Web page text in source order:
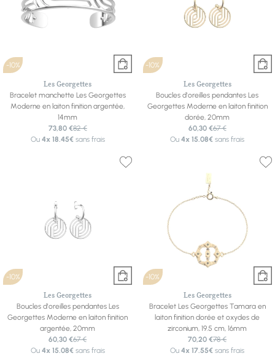
-10%
Les Georgettes
Bracelet manchette Les Georgettes
Moderne en laiton finition argentée,
14mm
73,80 €82 €
Ou 4x 18.45€sans frais
-10%
Les Georgettes
Boucles d'oreilles pendantes Les
Georgettes Moderne en laiton finition
dorée, 20mm
60,30 €67 €
Ou4x 15.08€ sans frais
-10%
Les Georgettes
Boucles d'oreilles pendantes Les
Georgettes Moderne en laiton finition
argentée, 20mm
60,30 €67 €
Ou 4x 15.08€sans frais
-10%
Les Georgettes
Bracelet Les Georgettes Tamara en
laiton finition dorée et oxydes de
zirconium, 19.5 cm, 16mm
70,20 €78 €
Ou4x 17.55€ sans frais